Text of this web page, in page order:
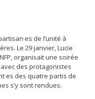
de l’unité à
Le 29 janvier, Lucie
organisait une soirée
des protagonistes
des quatre partis de
s’y sont rendues.